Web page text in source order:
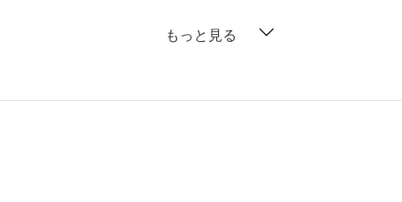
もっと見る